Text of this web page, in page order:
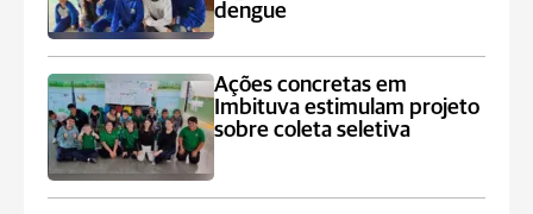
dengue
Ações concretas em
Imbituva estimulam projeto
sobre coleta seletiva